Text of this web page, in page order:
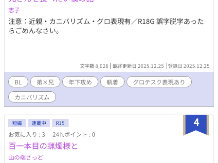
志子
注意：近親・カニバリズム・グロ表現有／R18G 誤字脱字あった
らごめんなさい。
文字数 8,028 最終更新日 2025.12.25 登録日 2025.12.25
BL 弟×兄 年下攻め 執着
グロテスク表現あり
カニバリズム
4
短編 連載中 R15
お気に入り : 3 24h.ポイント : 0
百一本目の蝋燭様と
山の端さっど